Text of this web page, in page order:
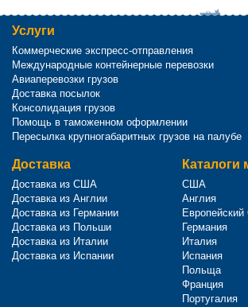
Услуги
Коммерческие экспресс-отправления
Международные контейнерные перевозки
Авиаперевозки грузов
Доставка посылок
Консолидация грузов
Помощь в таможенном оформлении
Пересылка крупногабаритных грузов на палубе
Доставка
Доставка из США
Доставка из Англии
Доставка из Германии
Доставка из Польши
Доставка из Италии
Доставка из Испании
Каталоги
США
Англия
Германия
Италия
Испания
Польща
Франция
Португалия